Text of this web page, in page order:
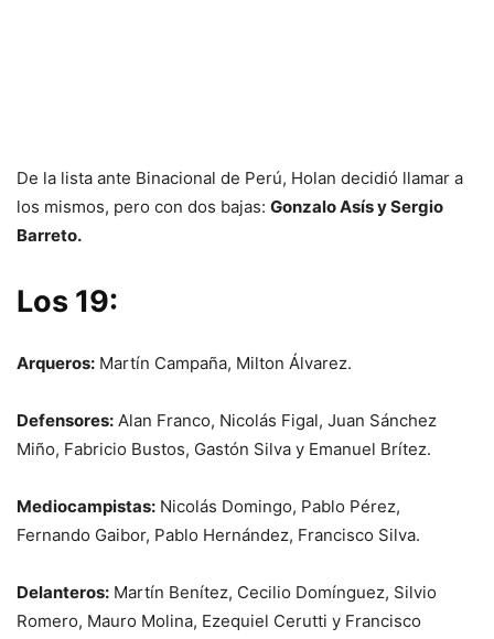
De la lista ante Binacional de Perú, Holan decidió llamar a
los mismos, pero con dos bajas: Gonzalo Asís y Sergio
Barreto.
Los 19:
Arqueros: Martín Campaña, Milton Álvarez.
Defensores: Alan Franco, Nicolás Figal, Juan Sánchez
Miño, Fabricio Bustos, Gastón Silva y Emanuel Brítez.
Mediocampistas: Nicolás Domingo, Pablo Pérez,
Fernando Gaibor, Pablo Hernández, Francisco Silva.
Delanteros: Martín Benítez, Cecilio Domínguez, Silvio
Romero, Mauro Molina, Ezequiel Cerutti y Francisco